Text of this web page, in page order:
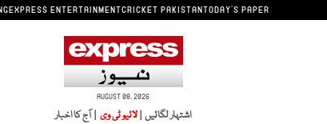
EXPRESS ENTERTAINMENTCRICKET PAKISTANTODAY'S PAPER
AUGUST 08, 2026
اشتہار لگائیں |لائیو ٹی وی | آج کا اخبار